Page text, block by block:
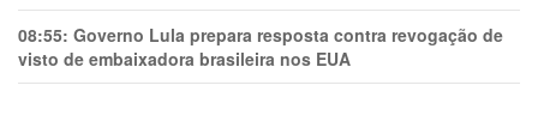
08:55: Governo Lula prepara resposta contra revogação de
visto de embaixadora brasileira nos EUA